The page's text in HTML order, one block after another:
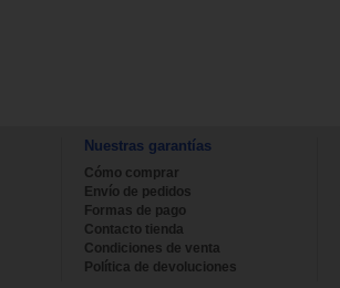
Nuestras garantías
Cómo comprar
Envío de pedidos
Formas de pago
Contacto tienda
Condiciones de venta
Política de devoluciones